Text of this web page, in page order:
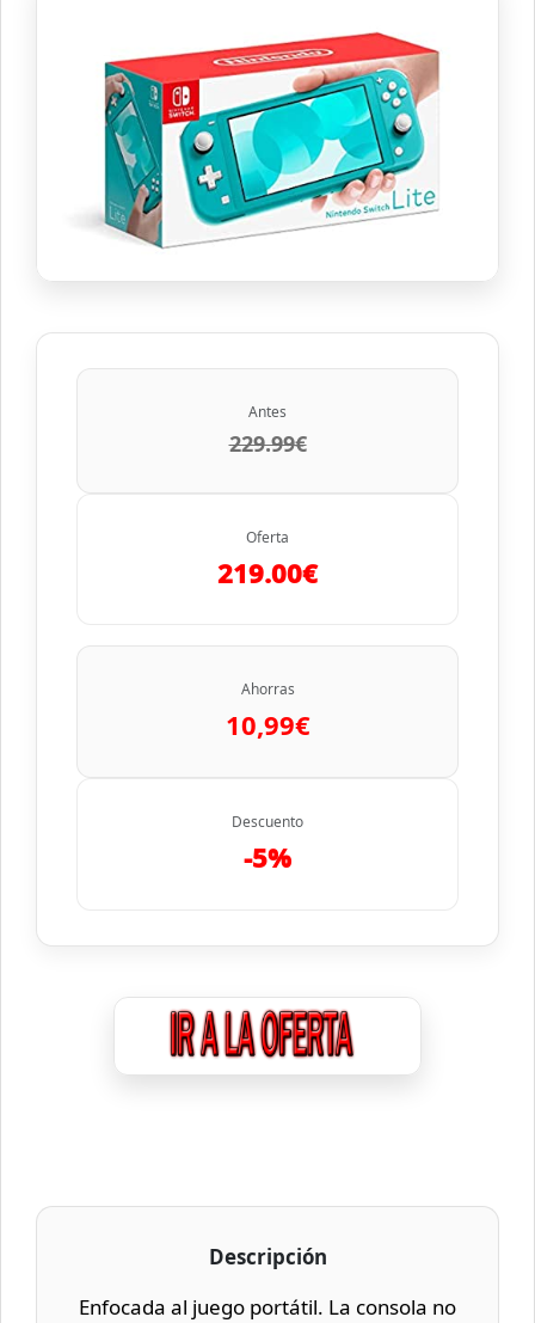
Antes
229.99€
Oferta
219.00€
Ahorras
10,99€
Descuento
-5%
Descripción
Enfocada al juego portátil. La consola no